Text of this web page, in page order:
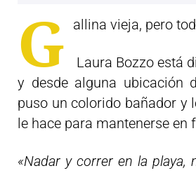
G allina vieja, pero
Laura Bozzo está
y desde alguna ubicación
puso un colorido bañador y
le hace para mantenerse en
«Nadar y correr en la playa,